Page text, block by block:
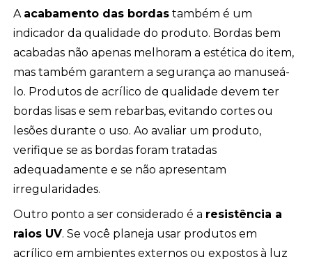
A acabamento das bordas também é um
indicador da qualidade do produto. Bordas bem
acabadas não apenas melhoram a estética do item,
mas também garantem a segurança ao manuseá-
lo. Produtos de acrílico de qualidade devem ter
bordas lisas e sem rebarbas, evitando cortes ou
lesões durante o uso. Ao avaliar um produto,
verifique se as bordas foram tratadas
adequadamente e se não apresentam
irregularidades.
Outro ponto a ser considerado é a resistência a
raios UV. Se você planeja usar produtos em
acrílico em ambientes externos ou expostos à luz